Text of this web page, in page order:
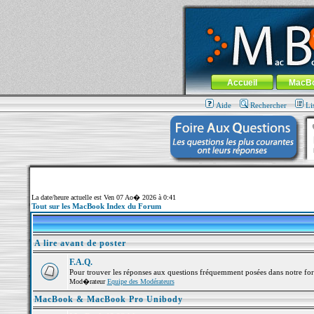
MacBook-fr.com : 100% Apple... 100%
Aller au contenu-Aller au menu
Menu général
Accueil
Aide Rechercher
La date/heure actuelle est Ven 07 Ao� 2026 à 0:41
Tout sur les MacBook Index du Forum
A lire avant de poster
F.A.Q.
Pour trouver les réponses aux questions fréquemment posées dans notre
Mod�rateurEquipe des Modérateurs
MacBook & MacBook Pro Unibody